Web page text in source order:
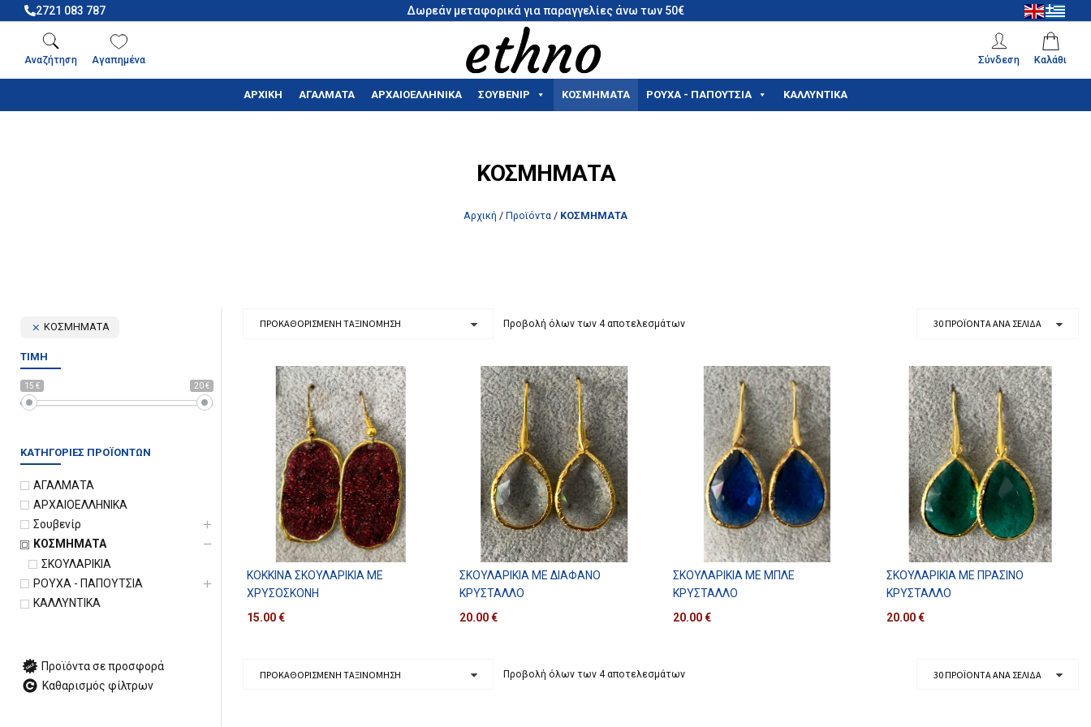
2721 083 787 Δωρεάν μεταφορικά για παραγγελίες άνω των 50€
Αναζήτηση Αγαπημένα Σύνδεση Καλάθι
ΑΡΧΙΚΗ ΑΓΑΛΜΑΤΑ ΑΡΧΑΙΟΕΛΛΗΝΙΚΑ ΣΟΥΒΕΝΊΡ ΚΟΣΜΗΜΑΤΑ ΡΟΥΧΑ - ΠΑΠΟΥΤΣΙΑ ΚΑΛΛΥΝΤΙΚΑ
ΚΟΣΜΗΜΑΤΑ
Αρχική / Προϊόντα / ΚΟΣΜΗΜΑΤΑ
ΚΟΣΜΗΜΑΤΑ
ΤΙΜΉ
15 € 20 €
ΚΑΤΗΓΟΡΊΕΣ ΠΡΟΪΌΝΤΩΝ
ΑΓΑΛΜΑΤΑ
ΑΡΧΑΙΟΕΛΛΗΝΙΚΑ
Σουβενίρ
ΚΟΣΜΗΜΑΤΑ
ΣΚΟΥΛΑΡΙΚΙΑ
ΡΟΥΧΑ - ΠΑΠΟΥΤΣΙΑ
ΚΑΛΛΥΝΤΙΚΑ
Προϊόντα σε προσφορά
Καθαρισμός φίλτρων
Προβολή όλων των 4 αποτελεσμάτων
ΚΌΚΚΙΝΑ ΣΚΟΥΛΑΡΊΚΙΑ ΜΕ
ΧΡΥΣΌΣΚΟΝΗ
15.00€
ΣΚΟΥΛΑΡΊΚΙΑ ΜΕ ΔΙΆΦΑΝΟ
ΚΡΎΣΤΑΛΛΟ
20.00€
ΣΚΟΥΛΑΡΊΚΙΑ ΜΕ ΜΠΛΕ
ΚΡΎΣΤΑΛΛΟ
20.00€
ΣΚΟΥΛΑΡΊΚΙΑ ΜΕ ΠΡΆΣΙΝΟ
ΚΡΎΣΤΑΛΛΟ
20.00€
Προβολή όλων των 4 αποτελεσμάτων